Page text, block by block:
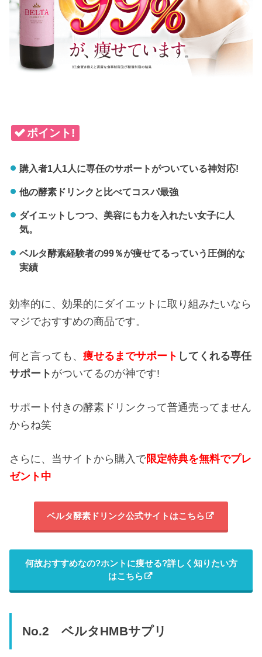
ポイント!
購入者1人1人に専任のサポートがついている神対応!
他の酵素ドリンクと比べてコスパ最強
ダイエットしつつ、美容にも力を入れたい女子に人
気。
ベルタ酵素経験者の99％が痩せてるっていう圧倒的な
実績
効率的に、効果的にダイエットに取り組みたいなら
マジでおすすめの商品です。
何と言っても、痩せるまでサポート してくれる専任
サポート がついてるのが神です!
サポート付きの酵素ドリンクって普通売ってません
からね笑
さらに、当サイトから購入で限定特典を無料でプレ
ゼント中
ベルタ酵素ドリンク公式サイトはこちら
何故おすすめなの?ホントに痩せる?詳しく知りたい方
はこちら
No.2 ベルタHMBサプリ